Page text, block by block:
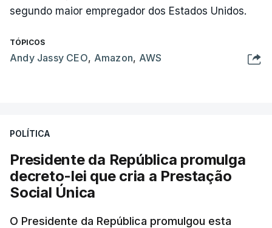
segundo maior empregador dos Estados Unidos.
TÓPICOS
Andy Jassy CEO, Amazon, AWS
POLÍTICA
Presidente da República promulga
decreto-lei que cria a Prestação
Social Única
O Presidente da República promulgou esta